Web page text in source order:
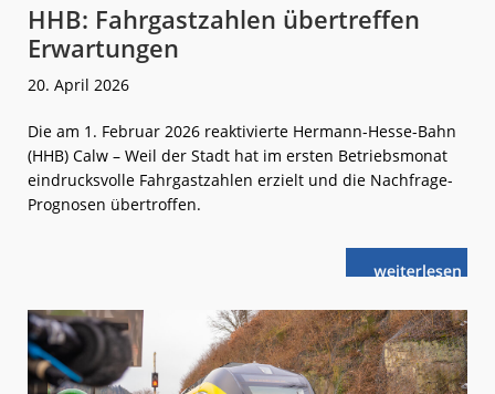
HHB: Fahrgastzahlen übertreffen
Erwartungen
20. April 2026
Die am 1. Februar 2026 reaktivierte Hermann-Hesse-Bahn
(HHB) Calw – Weil der Stadt hat im ersten Betriebsmonat
eindrucksvolle Fahrgastzahlen erzielt und die Nachfrage-
Prognosen übertroffen.
weiterlese
nHHB:
Erwartungen